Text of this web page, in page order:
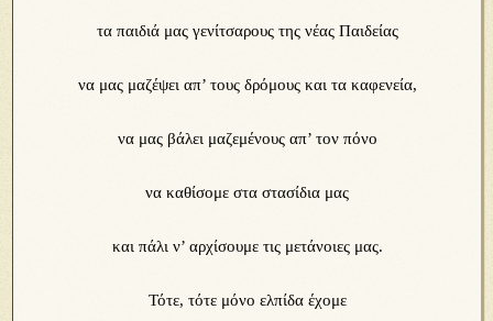
τα παιδιά μας γενίτσαρους της νέας Παιδείας
να μας μαζέψει απ’ τους δρόμους και τα καφενεία,
να μας βάλει μαζεμένους απ’ τον πόνο
να καθίσομε στα στασίδια μας
και πάλι ν’ αρχίσουμε τις μετάνοιες μας.
Τότε, τότε μόνο ελπίδα έχομε